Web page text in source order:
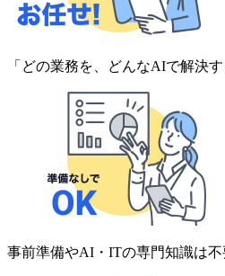
「どの業務を、どんなAIで解決
事前準備やAI・ITの専門知識は不